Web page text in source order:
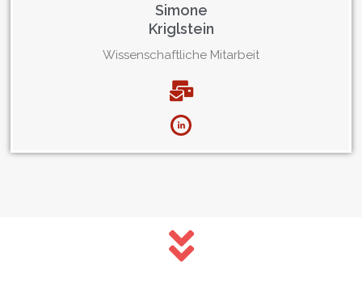
Simone
Kriglstein
Wissenschaftliche Mitarbeit